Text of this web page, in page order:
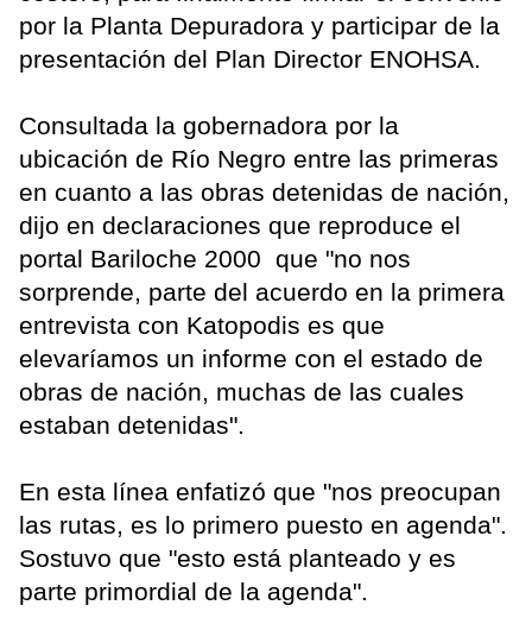
por la Planta Depuradora y participar de la
presentación del Plan Director ENOHSA.
Consultada la gobernadora por la
ubicación de Río Negro entre las primeras
en cuanto a las obras detenidas de nación,
dijo en declaraciones que reproduce el
portal Bariloche 2000 que "no nos
sorprende, parte del acuerdo en la primera
entrevista con Katopodis es que
elevaríamos un informe con el estado de
obras de nación, muchas de las cuales
estaban detenidas".
En esta línea enfatizó que "nos preocupan
las rutas, es lo primero puesto en agenda".
Sostuvo que "esto está planteado y es
parte primordial de la agenda".